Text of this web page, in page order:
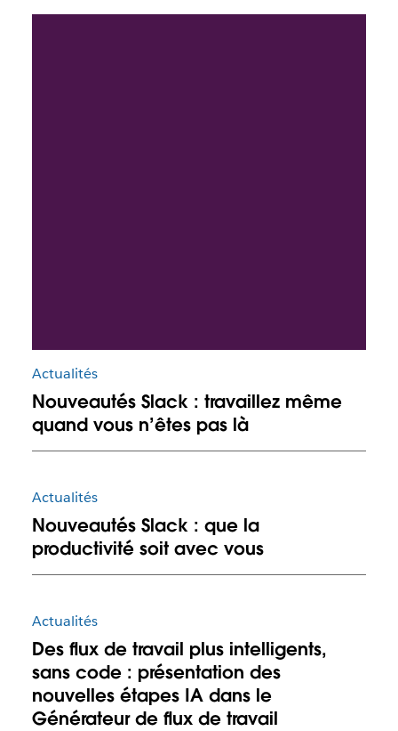
Actualités
Nouveautés Slack : travaillez même
quand vous n’êtes pas là
Actualités
Nouveautés Slack : que la
productivité soit avec vous
Actualités
Des flux de travail plus intelligents,
sans code : présentation des
nouvelles étapes IA dans le
Générateur de flux de travail